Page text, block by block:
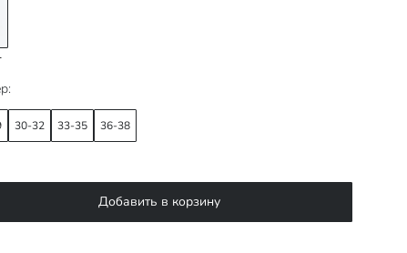
30-32 33-35 36-38
Добавить в корзину